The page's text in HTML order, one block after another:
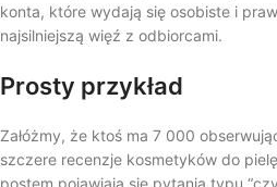
konta, które wydają się osobiste i
najsilniejszą więź z odbiorcami.
Prosty przykład
Załóżmy, że ktoś ma 7 000
szczere recenzje kosmetyków do
postem pojawiają się pytania typu